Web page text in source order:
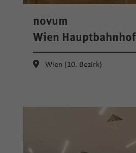
novum
Wien Hauptbahnhof
Wien (10. Bezirk)